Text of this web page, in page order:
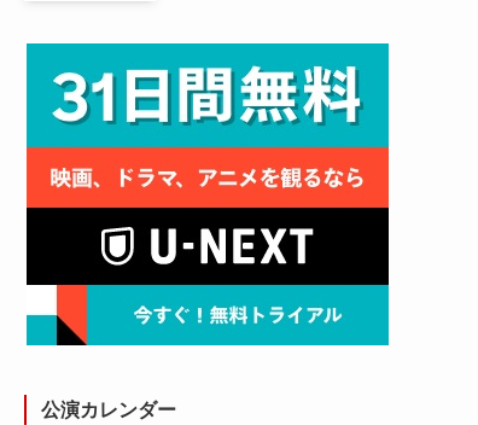
公演カレンダー